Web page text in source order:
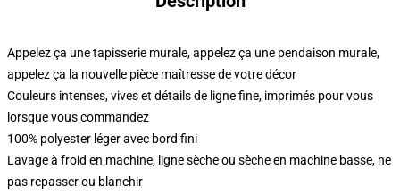
Appelez ça une tapisserie murale, appelez ça une pendaison murale,
appelez ça la nouvelle pièce maîtresse de votre décor
Couleurs intenses, vives et détails de ligne fine, imprimés pour vous
lorsque vous commandez
100% polyester léger avec bord fini
Lavage à froid en machine, ligne sèche ou sèche en machine basse, ne
pas repasser ou blanchir